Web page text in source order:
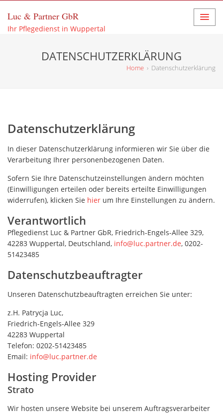
Luc & Partner GbR
Ihr Pflegedienst in Wuppertal
DATENSCHUTZERKLÄRUNG
Home › Datenschutzerklärung
Datenschutzerklärung
In dieser Datenschutzerklärung informieren wir Sie über die
Verarbeitung Ihrer personenbezogenen Daten.
Sofern Sie Ihre Datenschutzeinstellungen ändern möchten
(Einwilligungen erteilen oder bereits erteilte Einwilligungen
widerrufen), klicken Sie hier um Ihre Einstellungen zu ändern.
Verantwortlich
Pflegedienst Luc & Partner GbR, Friedrich-Engels-Allee 329,
42283 Wuppertal, Deutschland, info@luc.partner.de, 0202-
51423485
Datenschutzbeauftragter
Unseren Datenschutzbeauftragten erreichen Sie unter:
z.H. Patrycja Luc,
Friedrich-Engels-Allee 329
42283 Wuppertal
Telefon: 0202-51423485
Email: info@luc.partner.de
Hosting Provider
Strato
Wir hosten unsere Website bei unserem Auftragsverarbeiter